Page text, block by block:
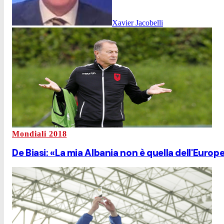
Xavier Jacobelli
Mondiali 2018
De Biasi: «La mia Albania non è quella